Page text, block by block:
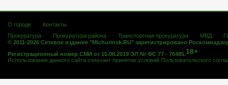
О городе
Контакты
Прокуратура
Прокуратура района Транспортная прокуратура МВД
© 2011-2026 Сетевое издание "Michurinsk.RU" зарегистрировано
Регистрационный номер СМИ от 15.08.2019 ЭЛ № ФС 77 - 76485.18+
Использование данного сайта означает принятие условий Пользовательского